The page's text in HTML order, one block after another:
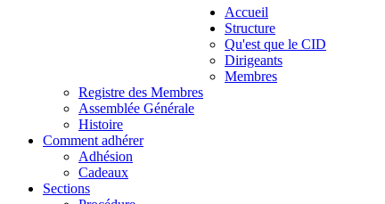
Accueil
Structure
Qu'est que le CID
Dirigeants
Membres
Registre des Membres
Assemblée Générale
Histoire
Comment adhérer
Adhésion
Cadeaux
Sections